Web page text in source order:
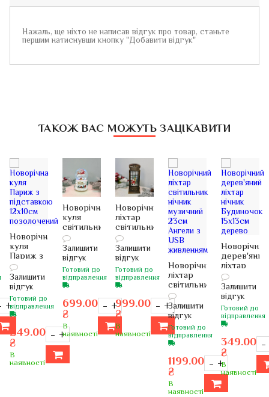
Нажаль, ще ніхто не написав відгук про товар, станьте
першим натиснувши кнопку "Добавити відгук"
ТАКОЖ ВАС МОЖУТЬ ЗАЦІКАВИТИ
+
Новорічна
куля
Париж з
підставкою
12х10см
позолочений
Залишити
відгук
Готовий до
відправлення
249.00
₴
В
наявності
– +
Новорічна
куля
світильник
музичний
18х10см з
живленням
на
батарейках
Залишити
відгук
Готовий до
відправлення
699.00
₴
В
наявності
– +
Новорічний
ліхтар
світильник
нічник
музичний
22х8см
Таксофон
з USB
живленням
Залишити
відгук
Готовий до
відправлення
999.00
₴
В
наявності
– +
Новорічний
ліхтар
світильник
нічник
музичний
23см
Ангели з
USB
живленням
Залишити
відгук
Готовий до
відправлення
1199.00
₴
В
наявності
– +
Новорічний
дерев'яний
ліхтар
нічник
Будиночок
15х13см
дерево
Залишити
відгук
Готовий до
відправлення
349.00
₴
В
наявності
–